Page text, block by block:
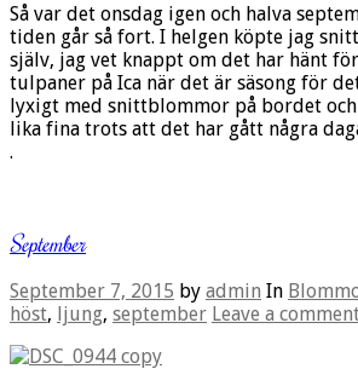
Så var det onsdag igen och halva
tiden går så fort. I helgen köpte jag
själv, jag vet knappt om det har hänt
tulpaner på Ica när det är säsong för
lyxigt med snittblommor på bordet
lika fina trots att det har gått några
.
September
September 7, 2015 by admin In
höst, ljung, september Leave a